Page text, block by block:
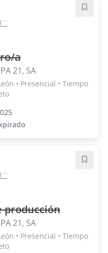
a
21, SA
• Presencial • Tiempo
producción
21, SA
• Presencial • Tiempo